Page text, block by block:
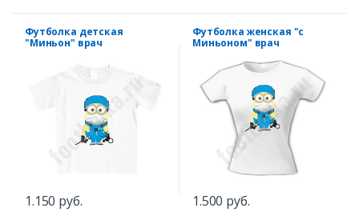
Футболка детская
"Миньон" врач
1.150 руб.
Футболка женская "с
Миньоном" врач
1.500 руб.